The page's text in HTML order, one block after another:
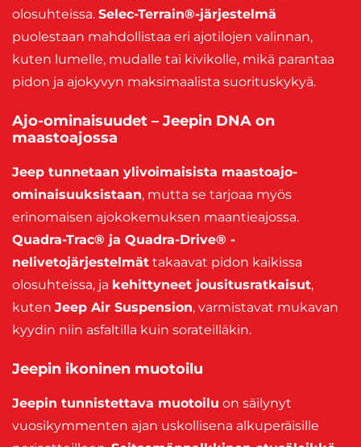
olosuhteissa. Selec-Terrain®-järjestelmä
puolestaan mahdollistaa eri ajotilojen valinnan,
kuten lumelle, mudalle tai kivikolle, mikä parantaa
pidon ja ajokyvyn maksimaalista suorituskykyä.
Ajo-ominaisuudet – Jeepin DNA on
maastoajossa
Jeep tunnetaan ylivoimaisista maastoajo-
ominaisuuksistaan, mutta se tarjoaa myös
erinomaisen ajokokemuksen maantieajossa.
Quadra-Trac® ja Quadra-Drive® -
nelivetojärjestelmät takaavat pidon kaikissa
olosuhteissa, ja kehittyneet jousitusratkaisut,
kuten Jeep Air Suspension, varmistavat mukavan
kyydin niin asfaltilla kuin sorateilläkin.
Jeepin ikoninen muotoilu
Jeepin tunnistettava muotoilu on säilynyt
vuosikymmenten ajan uskollisena alkuperäisille